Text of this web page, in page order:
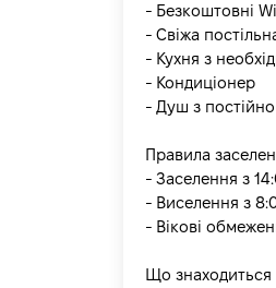
- Безкоштовні
- Свіжа
- Кухня з
- Кондиціонер
- Душ з
Правила
- Заселення з
- Виселення з
- Вікові
Що знаходиться